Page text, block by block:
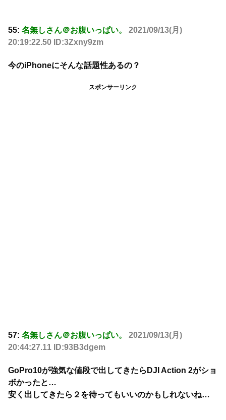
55: 名無しさん＠お腹いっぱい。
2021/09/13(月)
20:19:22.50 ID:3Zxny9zm
今のiPhoneにそんな話題性あるの？
スポンサーリンク
57: 名無しさん＠お腹いっぱい。
2021/09/13(月)
20:44:27.11 ID:93B3dgem
GoPro10が強気な値段で出してきたらDJI Action 2がショ
ボかったと…
安く出してきたら２を待ってもいいのかもしれないね…